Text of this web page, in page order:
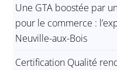
Une GTA boostée par
pour le commerce :
Neuville-aux-Bois
Certification Qualité